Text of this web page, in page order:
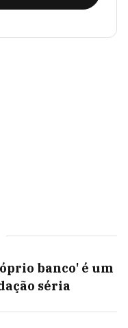
banco' é um
séria